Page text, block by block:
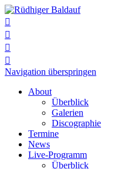




Navigation überspringen
About
Überblick
Galerien
Discographie
Termine
News
Live-Programm
Überblick